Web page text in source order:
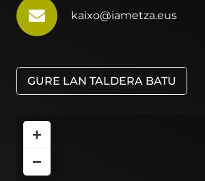
kaixo@iametza.eus
GURE LAN TALDERA BATU
+
−